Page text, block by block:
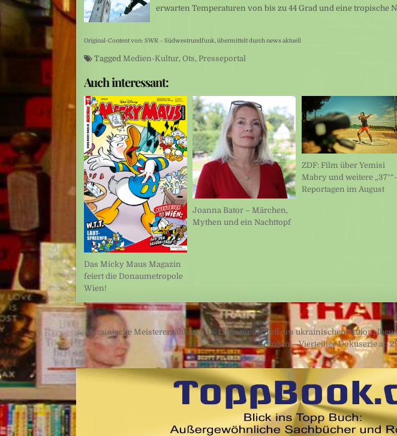
erwarten Temperaturen von bis zu 44 Grad und eine tropische
Original-Content von: SWR – Südwestrundfunk, übermittelt durch news aktuell
Tagged Medien-Kultur, Ots, Presseportal
Auch interessant:
Das Micky Maus Magazin
feiert die Donaumetropole
Wien!
Joanna Bator – Märchen,
Mythen und ein Nachttopf
ZDF: Film über Yemisi
Mabry und weitere „37°“-
Reportagen im August
Beitragsnavigation
← Ukrainische Meistererzählungen – Literatur als Teil des ukrainischen
Erdoğan – Vierteilige Dokuserie ab